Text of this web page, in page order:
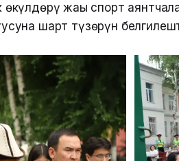
өкүлдөрү жаңы спорт
шарт түзөрүн